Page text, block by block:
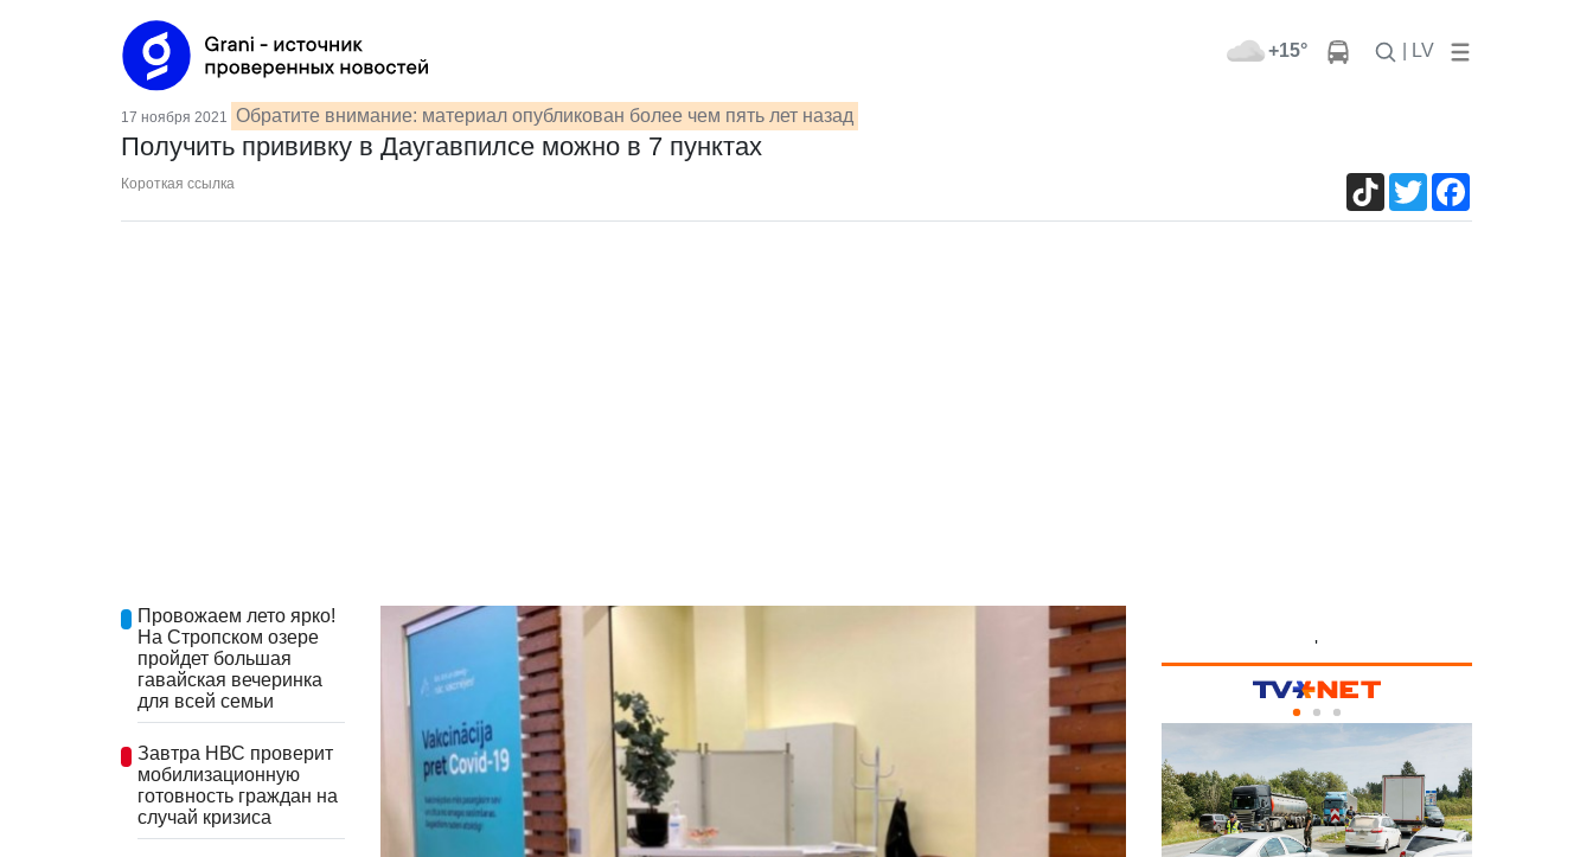
+15° | LV
17 ноября 2021 Обратите внимание: материал опубликован более чем пять лет назад
Получить прививку в Даугавпилсе можно в 7 пунктах
Короткая ссылка TikTokTwitter
Провожаем лето ярко!
На Стропском озере
пройдет большая
гавайская вечеринка
для всей семьи
Завтра НВС проверит
мобилизационную
готовность граждан на
случай кризиса
'